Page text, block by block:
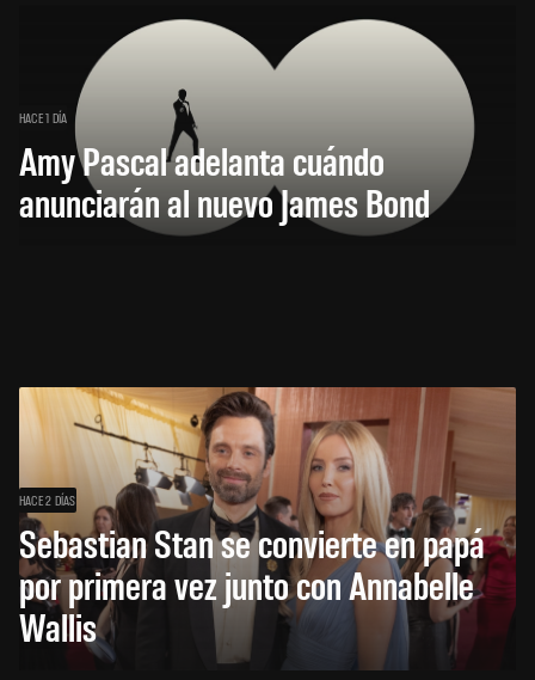
HACE 1 DÍA
Amy Pascal adelanta cuándo
anunciarán al nuevo James Bond
HACE 2 DÍAS
Sebastian Stan se convierte en papá
por primera vez junto con Annabelle
Wallis